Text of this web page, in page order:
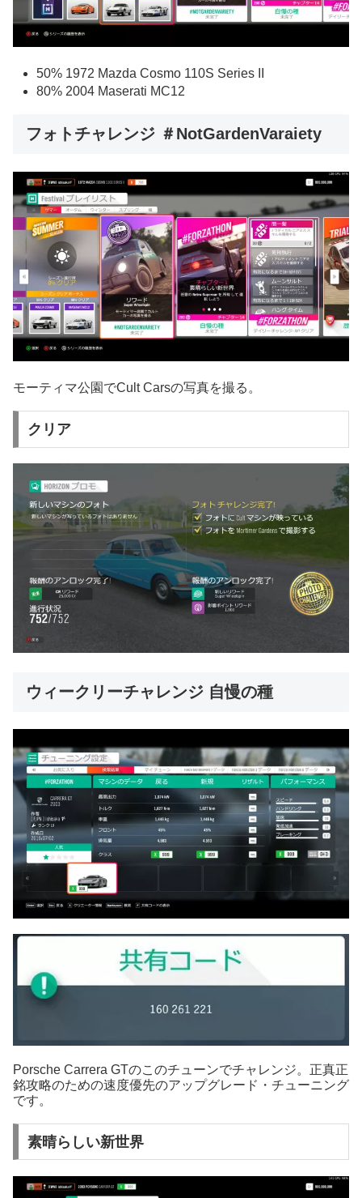
50% 1972 Mazda Cosmo 110S Series II
80% 2004 Maserati MC12
フォトチャレンジ ＃NotGardenVaraiety
モーティマ公園でCult Carsの写真を撮る。
クリア
ウィークリーチャレンジ 自慢の種
Porsche Carrera GTのこのチューンでチャレンジ。正真正
銘攻略のための速度優先のアップグレード・チューニング
です。
素晴らしい新世界